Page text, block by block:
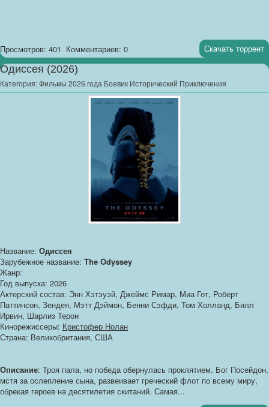
Просмотров: 401 Комментариев: 0 Скачать торрент
Одиссея (2026)
Категория:Фильмы 2026 года Боевик Исторический Приключения
Название: Одиссея
Зарубежное название: The Odyssey
Жанр:
Год выпуска: 2026
Актерский состав: Энн Хэтэуэй, Джеймс Римар, Миа Гот, Роберт
Паттинсон, Зендея, Мэтт Дэймон, Бенни Сэфди, Том Холланд, Билл
Ирвин, Шарлиз Терон
Кинорежиссеры: Кристофер Нолан
Страна: Великобритания, США
Описание: Троя пала, но победа обернулась проклятием. Бог Посейдон,
мстя за ослепление сына, развеивает греческий флот по всему миру,
обрекая героев на десятилетия скитаний. Самая...